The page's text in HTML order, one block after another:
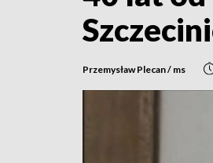
Przemysław Plecan / ms